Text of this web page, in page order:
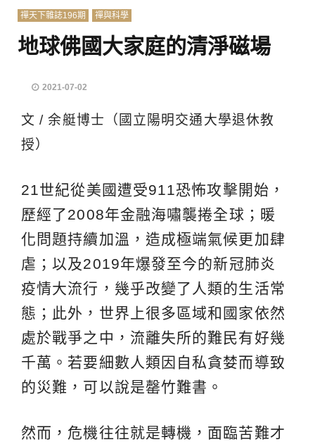
禪天下雜誌196期 禪與科學
地球佛國大家庭的清淨磁場
2021-07-02
文 / 余艇博士（國立陽明交通大學退休教
授）
21世紀從美國遭受911恐怖攻擊開始，
歷經了2008年金融海嘯襲捲全球；暖
化問題持續加溫，造成極端氣候更加肆
虐；以及2019年爆發至今的新冠肺炎
疫情大流行，幾乎改變了人類的生活常
態；此外，世界上很多區域和國家依然
處於戰爭之中，流離失所的難民有好幾
千萬。若要細數人類因自私貪婪而導致
的災難，可以說是罄竹難書。
然而，危機往往就是轉機，面臨苦難才